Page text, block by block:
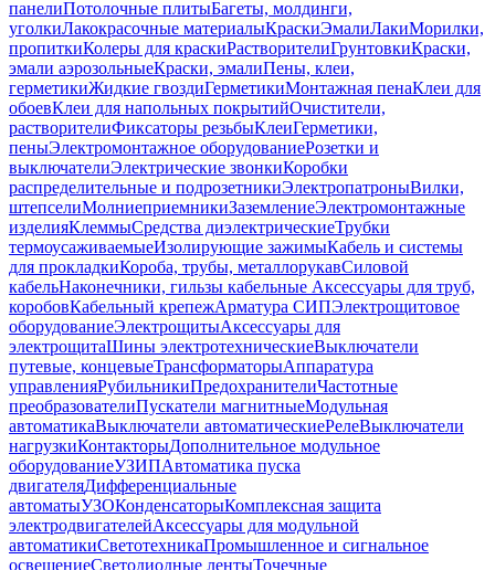
панелиПотолочные плитыБагеты, молдинги,
уголкиЛакокрасочные материалыКраскиЭмалиЛакиМорилки,
пропиткиКолеры для краскиРастворителиГрунтовкиКраски,
эмали аэрозольныеКраски, эмалиПены, клеи,
герметикиЖидкие гвоздиГерметикиМонтажная пенаКлеи для
обоевКлеи для напольных покрытийОчистители,
растворителиФиксаторы резьбыКлеиГерметики,
пеныЭлектромонтажное оборудованиеРозетки и
выключателиЭлектрические звонкиКоробки
распределительные и подрозетникиЭлектропатроныВилки,
штепселиМолниеприемникиЗаземлениеЭлектромонтажные
изделияКлеммыСредства диэлектрическиеТрубки
термоусаживаемыеИзолирующие зажимыКабель и системы
для прокладкиКороба, трубы, металлорукавСиловой
кабельНаконечники, гильзы кабельные Аксессуары для труб,
коробовКабельный крепежАрматура СИПЭлектрощитовое
оборудованиеЭлектрощитыАксессуары для
электрощитаШины электротехническиеВыключатели
путевые, концевыеТрансформаторыАппаратура
управленияРубильникиПредохранителиЧастотные
преобразователиПускатели магнитныеМодульная
автоматикаВыключатели автоматическиеРелеВыключатели
нагрузкиКонтакторыДополнительное модульное
оборудованиеУЗИПАвтоматика пуска
двигателяДифференциальные
автоматыУЗОКонденсаторыКомплексная защита
электродвигателейАксессуары для модульной
автоматикиСветотехникаПромышленное и сигнальное
освещениеСветодиодные лентыТочечные